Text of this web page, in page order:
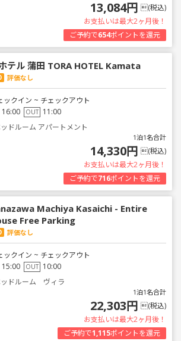
13,084円 (税込)
お支払いは最大2ヶ月後！
ご予約で654ポイントを還元
テル 蒲田 TORA HOTEL Kamata
評価なし
ックイン ~ チェックアウト
16:00 OUT 11:00
ドルーム アパートメント
1泊1名合計
14,330円 (税込)
お支払いは最大2ヶ月後！
ご予約で716ポイントを還元
Machiya Kasaichi - Entire
Free Parking
評価なし
ックイン ~ チェックアウト
15:00 OUT 10:00
ドルーム ヴィラ
1泊1名合計
22,303円 (税込)
お支払いは最大2ヶ月後！
ご予約で1,115ポイントを還元